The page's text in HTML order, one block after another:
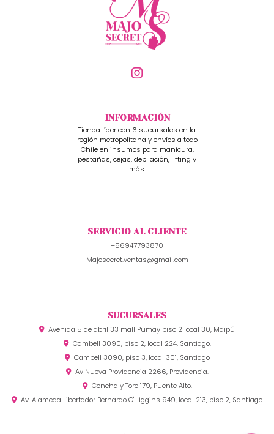
INFORMACIÓN
Tienda líder con 6 sucursales en la
región metropolitana y envíos a todo
Chile en insumos para manicura,
pestañas, cejas, depilación, lifting y
más.
SERVICIO AL CLIENTE
+56947793870
Majosecret.ventas@gmail.com
SUCURSALES
Avenida 5 de abril 33 mall Pumay piso 2 local 30, Maipú
Cambell 3090, piso 2, local 224, Santiago.
Cambell 3090, piso 3, local 301, Santiago
Av Nueva Providencia 2266, Providencia.
Concha y Toro 179, Puente Alto.
Av. Alameda Libertador Bernardo O'Higgins 949, local 213, piso 2, Santiago